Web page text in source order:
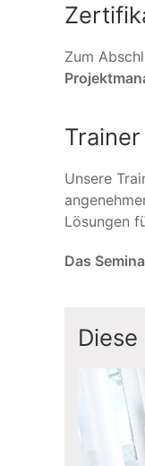
Zum
Trainer
Unsere
Lösungen
Das